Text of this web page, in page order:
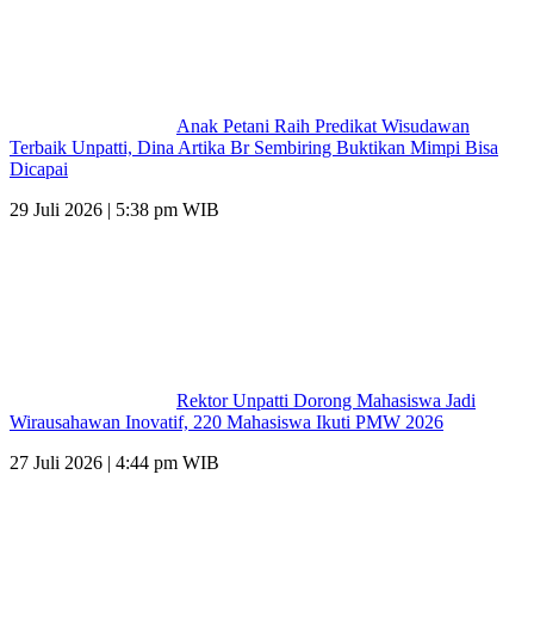
Anak Petani Raih Predikat Wisudawan
Terbaik Unpatti, Dina Artika Br Sembiring Buktikan Mimpi Bisa
Dicapai
29 Juli 2026 | 5:38 pm WIB
Rektor Unpatti Dorong Mahasiswa Jadi
Wirausahawan Inovatif, 220 Mahasiswa Ikuti PMW 2026
27 Juli 2026 | 4:44 pm WIB